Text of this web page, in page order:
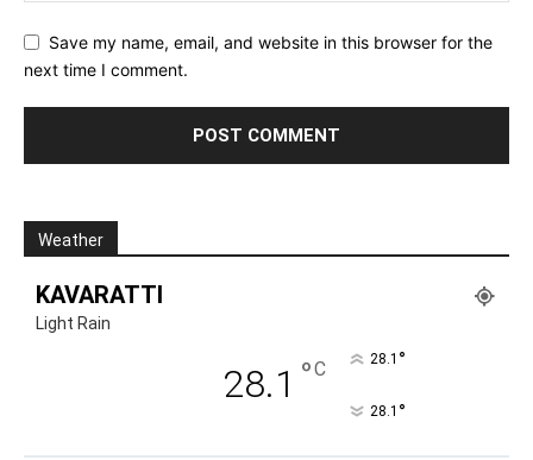
Save my name, email, and website in this browser for the
next time I comment.
Weather
KAVARATTI
Light Rain
28.1 °C 28.1 °
28.1 °